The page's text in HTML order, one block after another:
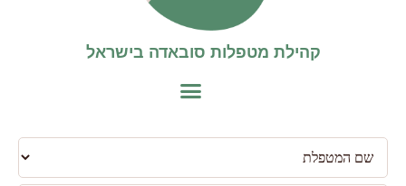
קהילת מטפלות סובאדה בישראל​
פילטר
למטפלות